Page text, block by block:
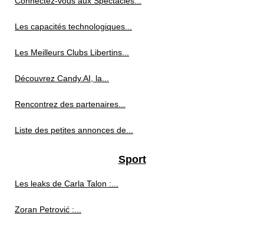
Les capacités technologiques...
Les Meilleurs Clubs Libertins...
Découvrez Candy.AI, la...
Rencontrez des partenaires...
Liste des petites annonces de...
Sport
Les leaks de Carla Talon :...
Zoran Petrović :...